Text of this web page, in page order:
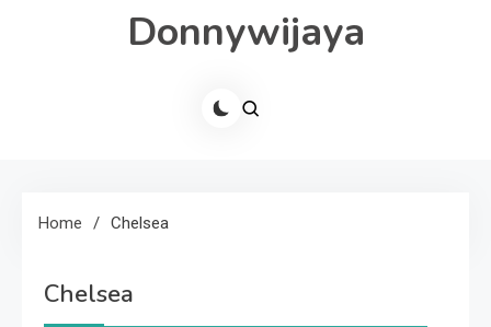
Donnywijaya
Home Chelsea
Chelsea